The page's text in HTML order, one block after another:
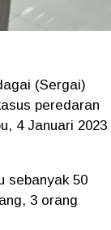
(Sergai)
peredaran
4 Januari 2023
sebanyak 50
3 orang